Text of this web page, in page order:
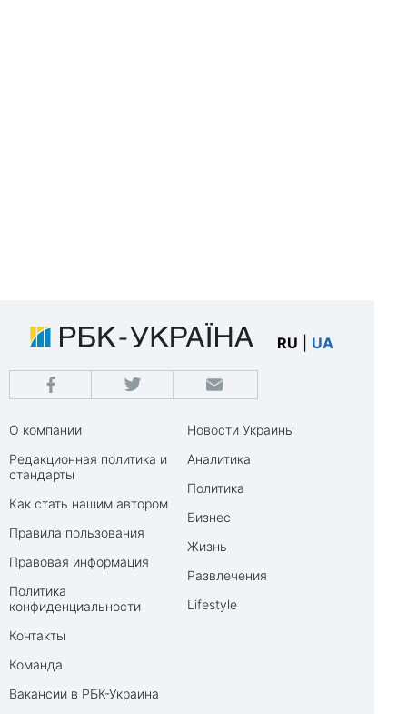
RU UA
О компании
Редакционная политика и
стандарты
Как стать нашим автором
Правила пользования
Правовая информация
Политика
конфиденциальности
Контакты
Команда
Вакансии в РБК-Украина
Новости Украины
Аналитика
Политика
Бизнес
Жизнь
Развлечения
Lifestyle